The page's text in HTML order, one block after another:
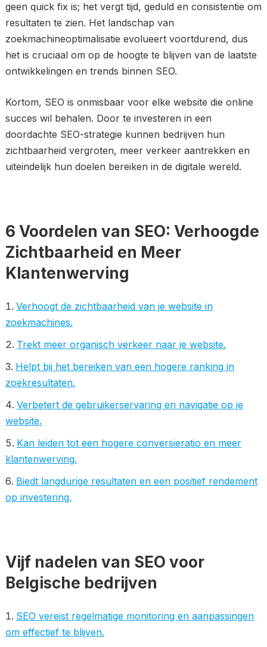
geen quick fix is; het vergt tijd, geduld en consistentie om
resultaten te zien. Het landschap van
zoekmachineoptimalisatie evolueert voortdurend, dus
het is cruciaal om op de hoogte te blijven van de laatste
ontwikkelingen en trends binnen SEO.
Kortom, SEO is onmisbaar voor elke website die online
succes wil behalen. Door te investeren in een
doordachte SEO-strategie kunnen bedrijven hun
zichtbaarheid vergroten, meer verkeer aantrekken en
uiteindelijk hun doelen bereiken in de digitale wereld.
6 Voordelen van SEO: Verhoogde
Zichtbaarheid en Meer
Klantenwerving
Verhoogt de zichtbaarheid van je website in
zoekmachines.
Trekt meer organisch verkeer naar je website.
Helpt bij het bereiken van een hogere ranking in
zoekresultaten.
Verbetert de gebruikerservaring en navigatie op je
website.
Kan leiden tot een hogere conversieratio en meer
klantenwerving.
Biedt langdurige resultaten en een positief rendement
op investering.
Vijf nadelen van SEO voor
Belgische bedrijven
SEO vereist regelmatige monitoring en aanpassingen
om effectief te blijven.